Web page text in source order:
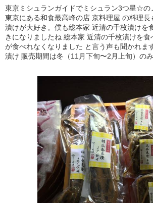
東京ミシュランガイドでミシュラン3つ星☆の
東京にある和食最高峰の店 京料理屋 の料理長
漬けが大好き。僕も総本家 近清の千枚漬けを
きになりましたね 総本家 近清の千枚漬けを
が食べれなくなりました と言う声も聞かれま
漬け 販売期間は冬（11月下旬〜2月上旬）の